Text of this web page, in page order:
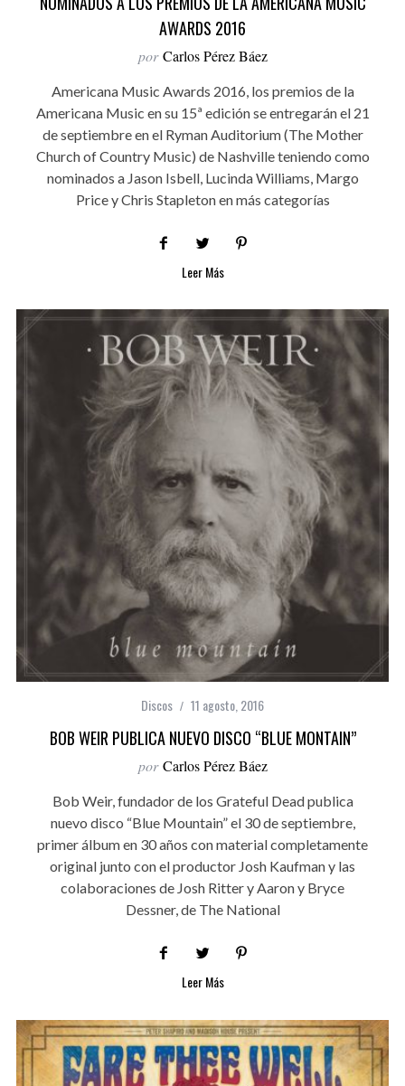
AWARDS 2016
por Carlos Pérez Báez
Americana Music Awards 2016, los premios de la
Americana Music en su 15ª edición se entregarán el 21
de septiembre en el Ryman Auditorium (The Mother
Church of Country Music) de Nashville teniendo como
nominados a Jason Isbell, Lucinda Williams, Margo
Price y Chris Stapleton en más categorías
Leer Más
Discos 11 agosto, 2016
BOB WEIR PUBLICA NUEVO DISCO “BLUE MONTAIN”
por Carlos Pérez Báez
Bob Weir, fundador de los Grateful Dead publica
nuevo disco “Blue Mountain” el 30 de septiembre,
primer álbum en 30 años con material completamente
original junto con el productor Josh Kaufman y las
colaboraciones de Josh Ritter y Aaron y Bryce
Dessner, de The National
Leer Más